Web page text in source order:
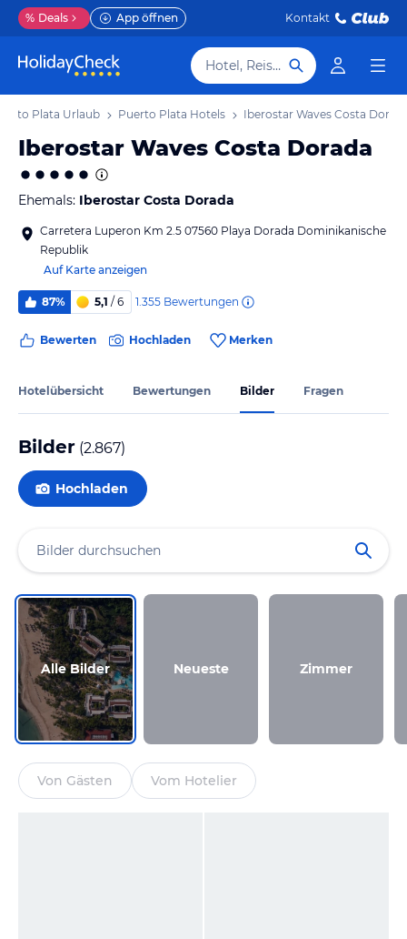
% Deals App öffnen Kontakt
Hotel, Reiseziel
Plata Urlaub Puerto Plata Hotels Iberostar Waves Costa
Iberostar Waves Costa Dorada
Ehemals: Iberostar Costa Dorada
Carretera Luperon Km 2.5 07560 Playa Dorada Dominikanische
Republik
Auf Karte anzeigen
87% 5,1 / 6 1.355 Bewertungen
Bewerten Hochladen Merken
Hotelübersicht Bewertungen Bilder Fragen
Bilder (2.867)
Hochladen
Alle Bilder Neueste Zimmer
Von Gästen Vom Hotelier